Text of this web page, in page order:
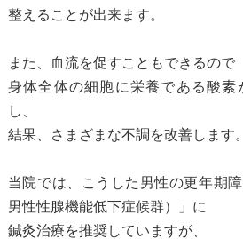
整えることが出来ます。
また、血流を促すこともできるので
身体全体の細胞に栄養である酸素
し、
結果、さまざまな不調を改善します。
当院では、こうした男性の更年期
男性性腺機能低下症候群）」に
鍼灸治療を推奨していますが、